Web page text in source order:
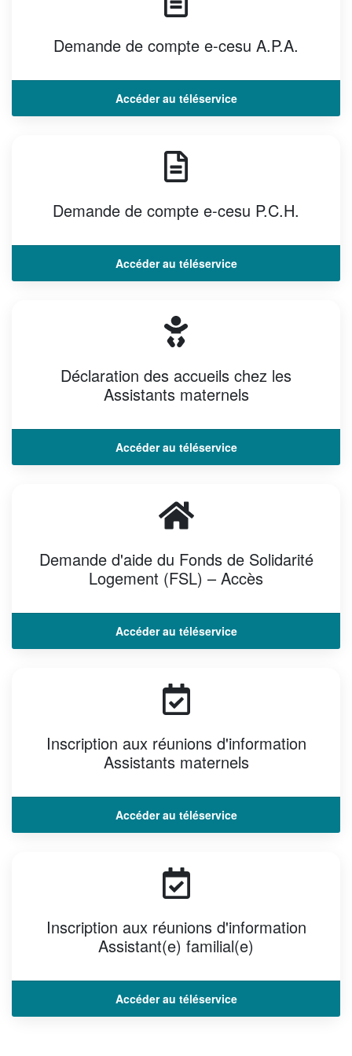
Solidarité, autonomie et santé
Emploi, insertion et logement
Usages et services numériques en
Infrastructures routières, mobilités et
Jeunesse, éducation, citoyenneté et
Demande de compte e-cesu A.P.A.
Accéder au téléservice
Demande de compte e-cesu P.C.H.
Accéder au téléservice
Déclaration des accueils chez les
Assistants maternels
Accéder au téléservice
Demande d'aide du Fonds de Solidarité
Logement (FSL) – Accès
Accéder au téléservice
Inscription aux réunions d'information
Assistants maternels
Accéder au téléservice
Inscription aux réunions d'information
Assistant(e) familial(e)
Accéder au téléservice